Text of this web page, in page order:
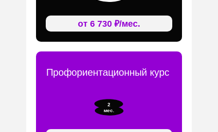
от 6 730 ₽/мес.
2
мес.
Профориентационный курс